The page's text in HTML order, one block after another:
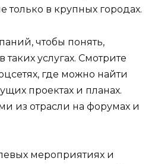
только в крупных городах.
чтобы понять,
услугах. Смотрите
где можно найти
проектах и планах.
из отрасли на форумах и
мероприятиях и